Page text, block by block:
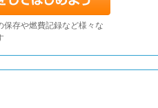
保存や燃費記録など様々な